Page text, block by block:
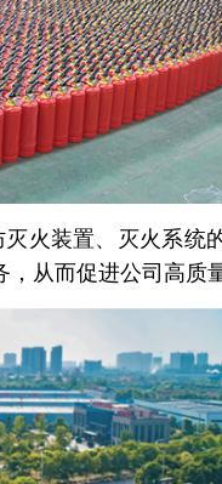
火装置、灭火系统
从而促进公司高质